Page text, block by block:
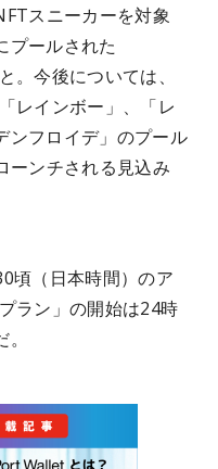
スニーカーを対象
プールされた
。今後については、
レインボー」、「レ
ンフロイデ」のプール
ーンチされる見込み
頃（日本時間）のア
ラン」の開始は24時